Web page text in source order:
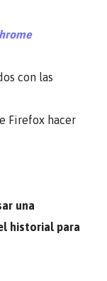
con las
Firefox hacer
una
historial para